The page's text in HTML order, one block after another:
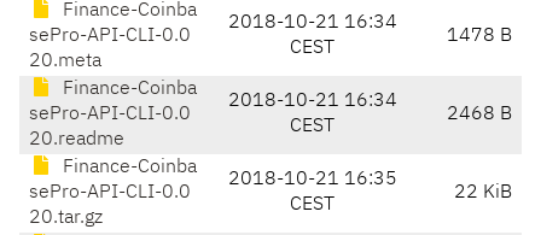
Finance-Coinba
sePro-API-CLI-0.0
20.meta
2018-10-21 16:34
CEST
1478 B
Finance-Coinba
sePro-API-CLI-0.0
20.readme
2018-10-21 16:34
CEST
2468 B
Finance-Coinba
sePro-API-CLI-0.0
20.tar.gz
2018-10-21 16:35
CEST
22 KiB